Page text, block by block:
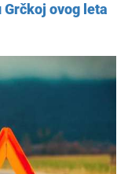
ovog leta